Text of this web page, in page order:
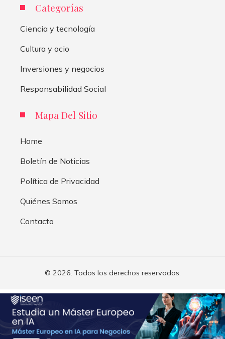
Categorías
Ciencia y tecnología
Cultura y ocio
Inversiones y negocios
Responsabilidad Social
Mapa Del Sitio
Home
Boletín de Noticias
Política de Privacidad
Quiénes Somos
Contacto
© 2026. Todos los derechos reservados.